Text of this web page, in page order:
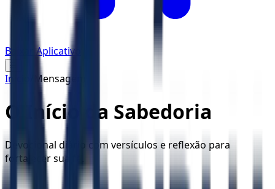
Baixar Aplicativo
☰
Início Mensagem
O Início da Sabedoria
Devocional diário com versículos e reflexão para
fortalecer sua fé.